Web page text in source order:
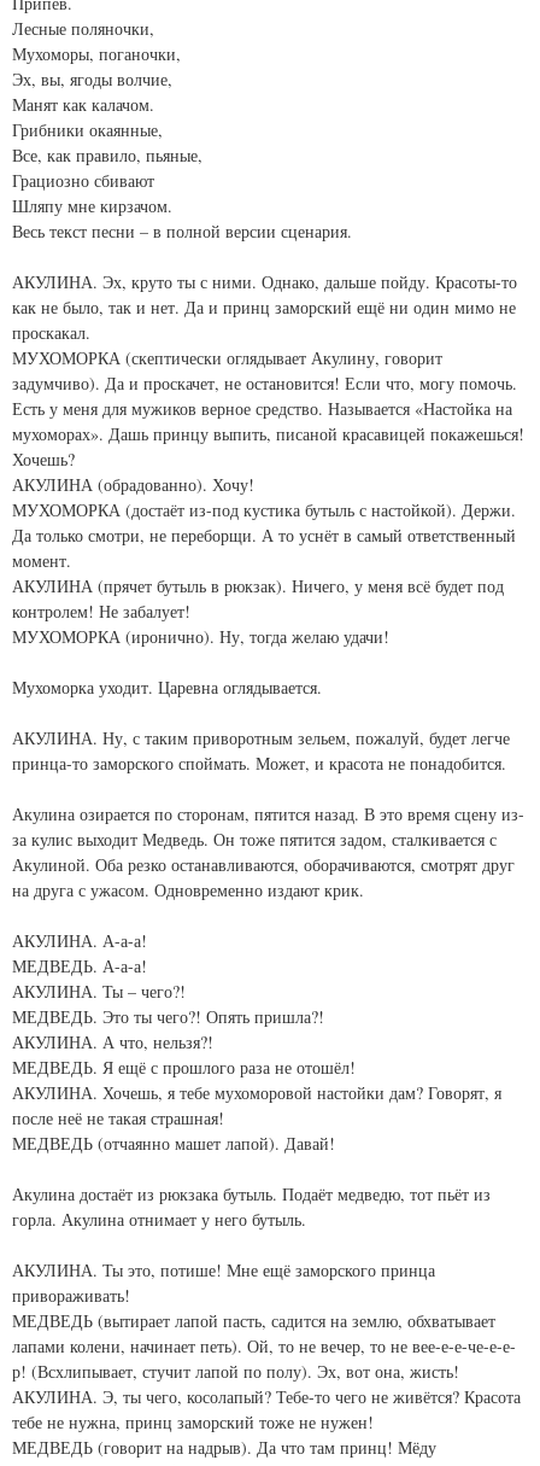
Лесные поляночки,
Мухоморы, поганочки,
Эх, вы, ягоды волчие,
Манят как калачом.
Грибники окаянные,
Все, как правило, пьяные,
Грациозно сбивают
Шляпу мне кирзачом.
Весь текст песни – в полной версии сценария.
АКУЛИНА. Эх, круто ты с ними. Однако, дальше пойду. Красоты-то
как не было, так и нет. Да и принц заморский ещё ни один мимо не
проскакал.
МУХОМОРКА (скептически оглядывает Акулину, говорит
задумчиво). Да и проскачет, не остановится! Если что, могу помочь.
Есть у меня для мужиков верное средство. Называется «Настойка на
мухоморах». Дашь принцу выпить, писаной красавицей покажешься!
Хочешь?
АКУЛИНА (обрадованно). Хочу!
МУХОМОРКА (достаёт из-под кустика бутыль с настойкой). Держи.
Да только смотри, не переборщи. А то уснёт в самый ответственный
момент.
АКУЛИНА (прячет бутыль в рюкзак). Ничего, у меня всё будет под
контролем! Не забалует!
МУХОМОРКА (иронично). Ну, тогда желаю удачи!
Мухоморка уходит. Царевна оглядывается.
АКУЛИНА. Ну, с таким приворотным зельем, пожалуй, будет легче
принца-то заморского споймать. Может, и красота не понадобится.
Акулина озирается по сторонам, пятится назад. В это время сцену из-
за кулис выходит Медведь. Он тоже пятится задом, сталкивается с
Акулиной. Оба резко останавливаются, оборачиваются, смотрят друг
на друга с ужасом. Одновременно издают крик.
АКУЛИНА. А-а-а!
МЕДВЕДЬ. А-а-а!
АКУЛИНА. Ты – чего?!
МЕДВЕДЬ. Это ты чего?! Опять пришла?!
АКУЛИНА. А что, нельзя?!
МЕДВЕДЬ. Я ещё с прошлого раза не отошёл!
АКУЛИНА. Хочешь, я тебе мухоморовой настойки дам? Говорят, я
после неё не такая страшная!
МЕДВЕДЬ (отчаянно машет лапой). Давай!
Акулина достаёт из рюкзака бутыль. Подаёт медведю, тот пьёт из
горла. Акулина отнимает у него бутыль.
АКУЛИНА. Ты это, потише! Мне ещё заморского принца
привораживать!
МЕДВЕДЬ (вытирает лапой пасть, садится на землю, обхватывает
лапами колени, начинает петь). Ой, то не вечер, то не вее-е-е-че-е-е-
р! (Всхлипывает, стучит лапой по полу). Эх, вот она, жисть!
АКУЛИНА. Э, ты чего, косолапый? Тебе-то чего не живётся? Красота
тебе не нужна, принц заморский тоже не нужен!
МЕДВЕДЬ (говорит на надрыв). Да что там принц! Мёду